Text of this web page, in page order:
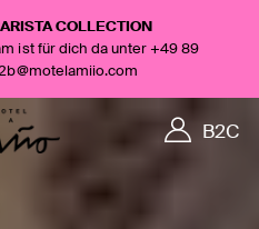
COLLECTION
ist für dich da unter +49 89
B2C